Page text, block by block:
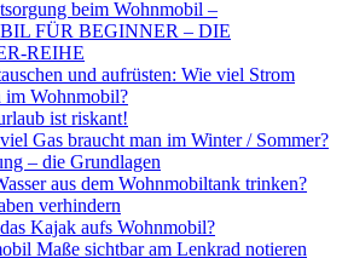
beim Wohnmobil –
FÜR BEGINNER – DIE
REIHE
und aufrüsten: Wie viel Strom
im Wohnmobil?
ist riskant!
Gas braucht man im Winter / Sommer?
– die Grundlagen
aus dem Wohnmobiltank trinken?
verhindern
Kajak aufs Wohnmobil?
Maße sichtbar am Lenkrad notieren